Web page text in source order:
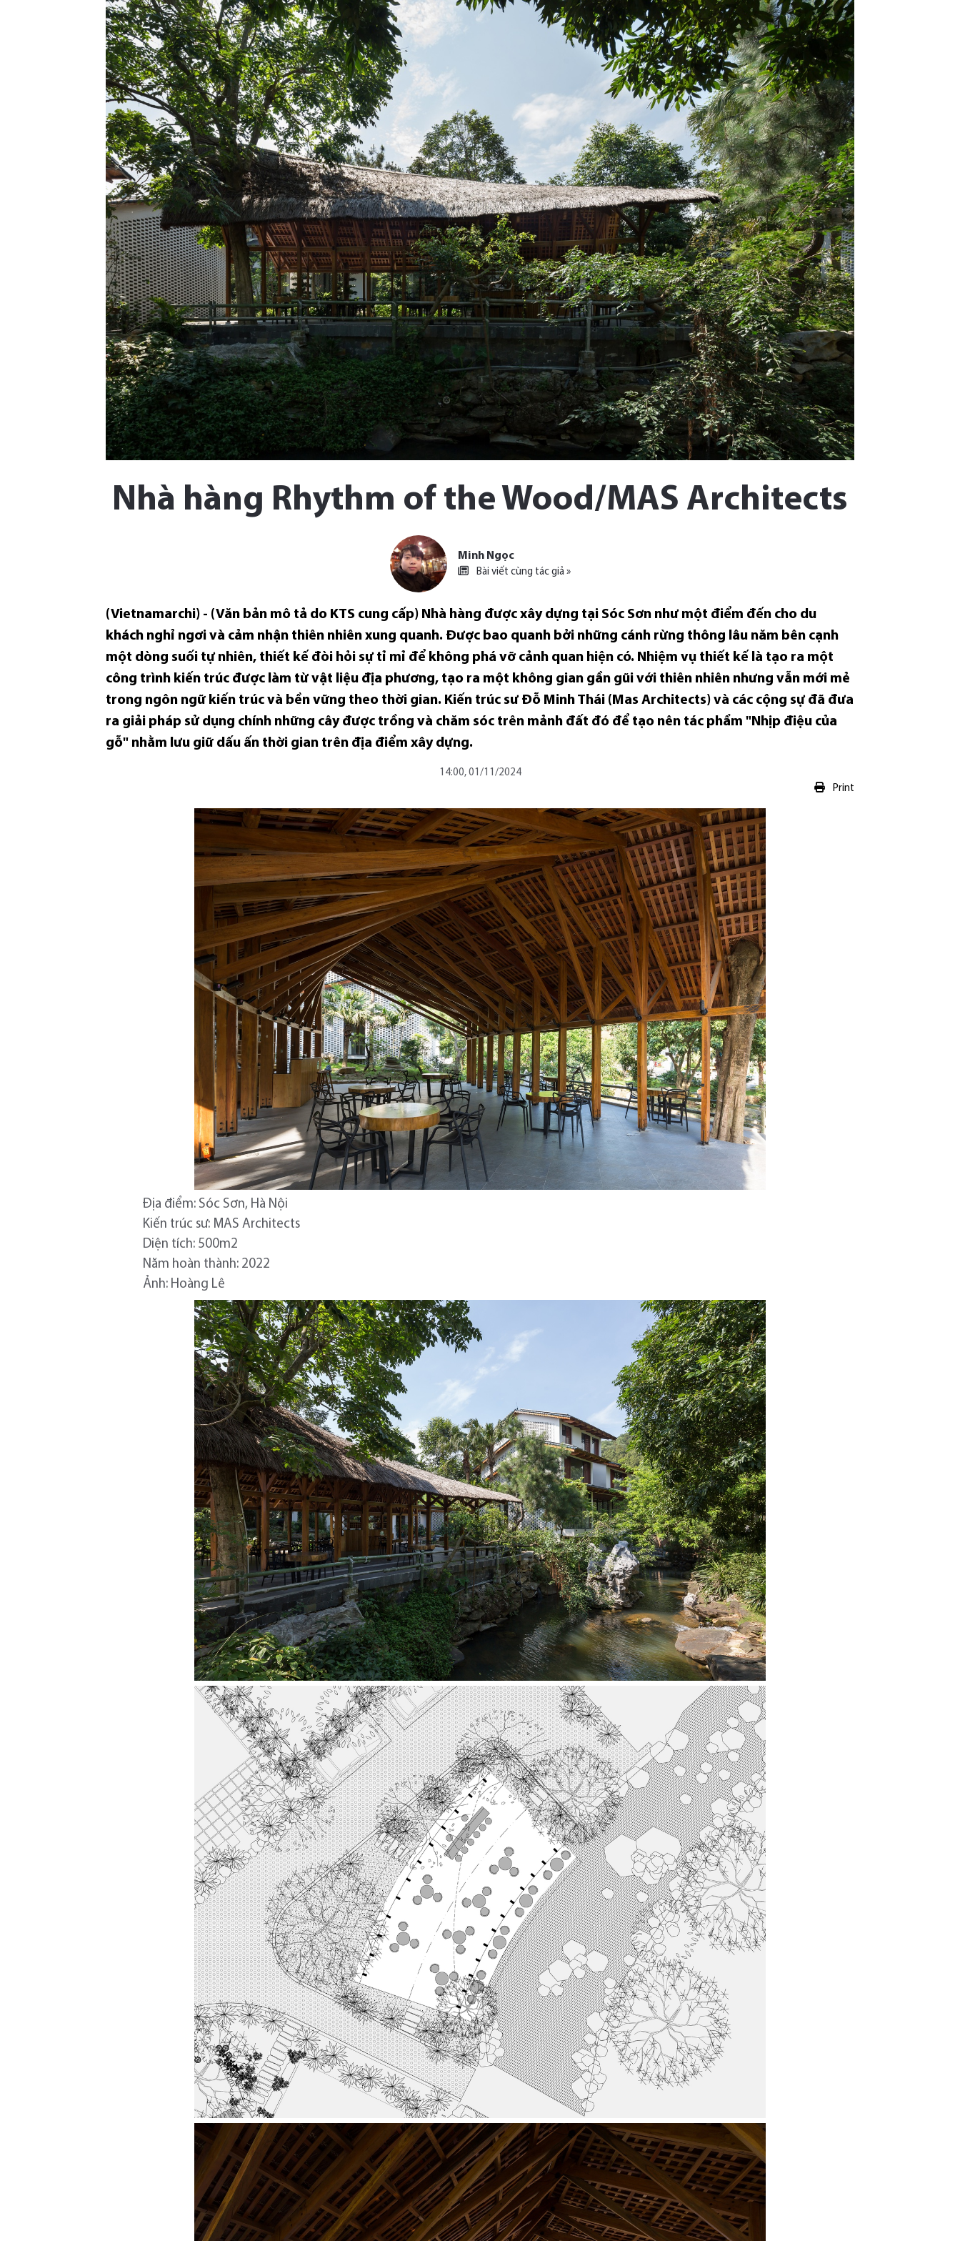
Nhà hàng Rhythm of the Wood/MAS Architects
Minh Ngọc
Bài viết cùng tác giả »
(Vietnamarchi) - (Văn bản mô tả do KTS cung cấp) Nhà hàng được xây dựng tại Sóc Sơn như một điểm đến cho du
khách nghỉ ngơi và cảm nhận thiên nhiên xung quanh. Được bao quanh bởi những cánh rừng thông lâu năm bên cạnh
một dòng suối tự nhiên, thiết kế đòi hỏi sự tỉ mỉ để không phá vỡ cảnh quan hiện có. Nhiệm vụ thiết kế là tạo ra một
công trình kiến ​​trúc được làm từ vật liệu địa phương, tạo ra một không gian gần gũi với thiên nhiên nhưng vẫn mới mẻ
trong ngôn ngữ kiến ​​trúc và bền vững theo thời gian. Kiến trúc sư Đỗ Minh Thái (Mas Architects) và các cộng sự đã đưa
ra giải pháp sử dụng chính những cây được trồng và chăm sóc trên mảnh đất đó để tạo nên tác phẩm "Nhịp điệu của
gỗ" nhằm lưu giữ dấu ấn thời gian trên địa điểm xây dựng.
14:00, 01/11/2024
Print
Địa điểm: Sóc Sơn, Hà Nội
Kiến trúc sư: MAS Architects
Diện tích: 500m2
Năm hoàn thành: 2022
Ảnh: Hoàng Lê